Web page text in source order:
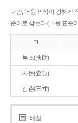
다만, 어원 의식이 강하게
준어로 삼는다.(ㄱ을 표준
ㄱ
부조(扶助)
사돈(査頓)
삼촌(三寸)
해설